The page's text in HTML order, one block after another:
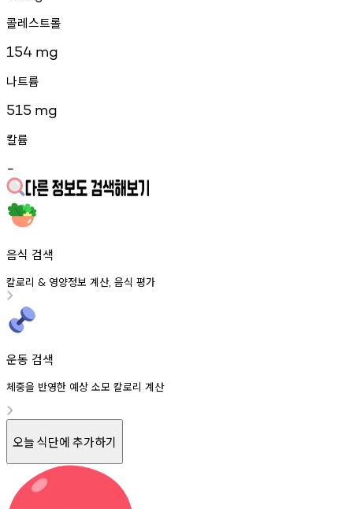
콜레스트롤
154 mg
나트륨
515 mg
칼륨
-
음식 검색
칼로리 & 영양정보 계산, 음식 평가
운동 검색
체중을 반영한 예상 소모 칼로리 계산
오늘 식단에 추가하기